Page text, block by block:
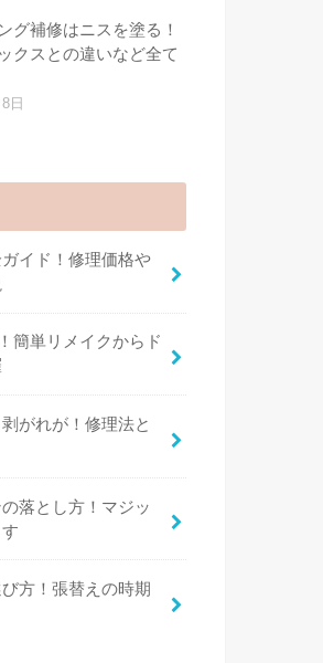
グ補修はニスを塗る！
クスとの違いなど全て
日
イド！修理価格や
簡単リメイクからド
がれが！修理法と
落とし方！マジッ
方！張替えの時期